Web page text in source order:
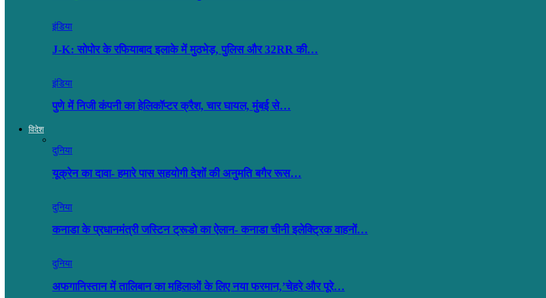
इंडिया
J-K: सोपोर के रफियाबाद इलाके में मुठभेड़, पुलिस और 32RR की…
इंडिया
पुणे में निजी कंपनी का हेलिकॉप्टर क्रैश, चार घायल, मुंबई से…
विदेश
दुनिया
यूक्रेन का दावा- हमारे पास सहयोगी देशों की अनुमति बगैर रूस…
दुनिया
कनाडा के प्रधानमंत्री जस्टिन ट्रूडो का ऐलान- कनाडा चीनी इलेक्ट्रिक वाहनों…
दुनिया
अफगानिस्तान में तालिबान का महिलाओं के लिए नया फरमान,’चेहरे और पूरे…